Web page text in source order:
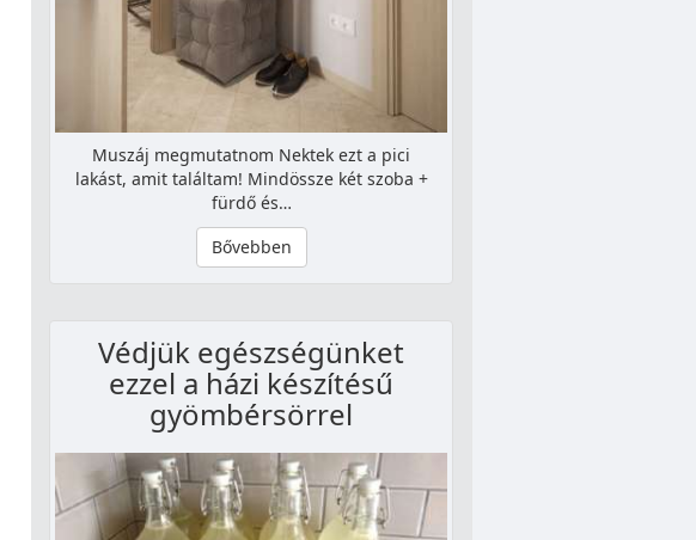
Muszáj megmutatnom Nektek ezt a pici
lakást, amit találtam! Mindössze két szoba +
fürdő és…
Bővebben
Védjük egészségünket
ezzel a házi készítésű
gyömbérsörrel